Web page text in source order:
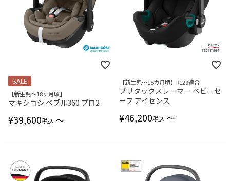
SALE
【新生児～18ヶ月頃】
マキシコシ ペブル360 プロ2
¥39,600税込 〜
【新生児～15カ月頃】R129適合
ブリタックスレーマー ベビーセ
ーフ アイセンス
¥46,200税込 〜